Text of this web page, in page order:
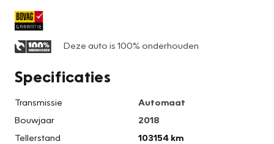
Deze auto is 100% onderhouden
Specificaties
Transmissie
Automaat
Bouwjaar
2018
Tellerstand
103154 km